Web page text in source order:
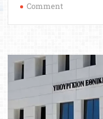
Comment
κλάδου
ΠΕ87.02
σε
θέσεις